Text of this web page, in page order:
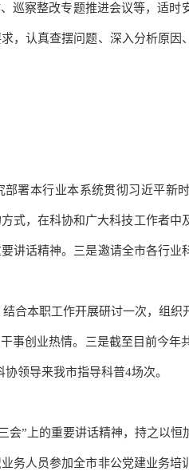
巡察整改专题推进会议等，适时
，认真查摆问题、深入分析原因
署本行业本系统贯彻习近平新
式，在科协和广大科技工作者中
讲话精神。 三是邀请全市各行业
合本职工作开展研讨一次，组织
事创业热情。 三是截至目前今年
领导来我市指导科普4场次。
会”上的重要讲话精神，持之以
务人员参加全市非公党建业务培